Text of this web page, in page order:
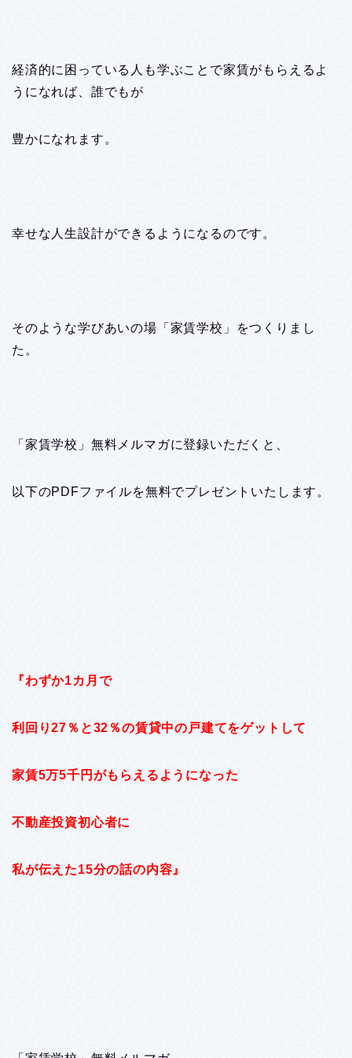
経済的に困っている人も学ぶことで家賃がもらえるよ
うになれば、誰でもが
豊かになれます。
幸せな人生設計ができるようになるのです。
そのような学びあいの場「家賃学校」をつくりまし
た。
「家賃学校」無料メルマガに登録いただくと、
以下のPDFファイルを無料でプレゼントいたします。
『わずか1カ月で
利回り27％と32％の賃貸中の戸建てをゲットして
家賃5万5千円がもらえるようになった
不動産投資初心者に
私が伝えた15分の話の内容』